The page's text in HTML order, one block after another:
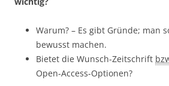
Warum? – Es gibt Gründe; man
bewusst machen.
Bietet die Wunsch-Zeitschrift
Open-Access-Optionen?